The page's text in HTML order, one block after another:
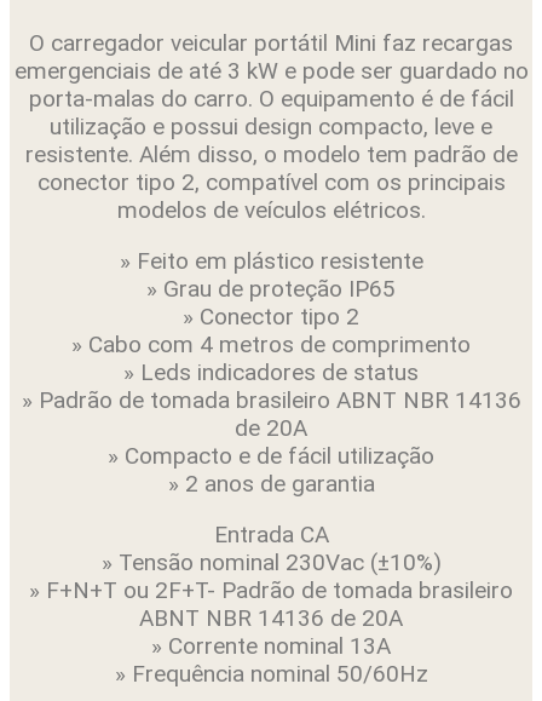
3000P
-
INTELBRAS
quantidade
O carregador veicular portátil Mini faz recargas
emergenciais de até 3 kW e pode ser guardado no
porta-malas do carro. O equipamento é de fácil
utilização e possui design compacto, leve e
resistente. Além disso, o modelo tem padrão de
conector tipo 2, compatível com os principais
modelos de veículos elétricos.
» Feito em plástico resistente
» Grau de proteção IP65
» Conector tipo 2
» Cabo com 4 metros de comprimento
» Leds indicadores de status
» Padrão de tomada brasileiro ABNT NBR 14136
de 20A
» Compacto e de fácil utilização
» 2 anos de garantia
Entrada CA
» Tensão nominal 230Vac (±10%)
» F+N+T ou 2F+T- Padrão de tomada brasileiro
ABNT NBR 14136 de 20A
» Corrente nominal 13A
» Frequência nominal 50/60Hz